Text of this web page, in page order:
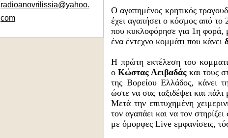
radioanovrilissia@yahoo.
com
O αγαπημένος κρητικός
έχει αγαπήσει ο κόσμος από το
που κυκλοφόρησε για 1η φορά,
ένα έντεχνο κομμάτι που κάνει
Η πρώτη εκτέλεση του
ο Κώστας Λειβαδάς και τους
της Βορείου Ελλάδος, κάνει
ώστε να σας ταξιδέψει και
Μετά την επιτυχημένη
τον αγαπάει και να τον
με όμορφες Live εμφανίσεις,